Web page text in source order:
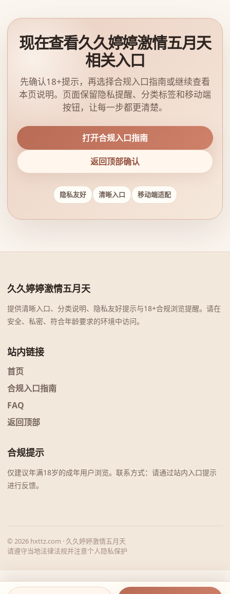
现在查看久久婷婷激情五月天
相关入口
先确认18+提示，再选择合规入口指南或继续查看
本页说明。页面保留隐私提醒、分类标签和移动端
按钮，让每一步都更清楚。
打开合规入口指南
返回顶部确认
隐私友好 清晰入口 移动端适配
久久婷婷激情五月天
提供清晰入口、分类说明、隐私友好提示与18+合规浏览提醒。请在
安全、私密、符合年龄要求的环境中访问。
站内链接
首页
合规入口指南
FAQ
返回顶部
合规提示
仅建议年满18岁的成年用户浏览。联系方式：请通过站内入口提示
进行反馈。
© 2026 hxttz.com · 久久婷婷激情五月天
请遵守当地法律法规并注意个人隐私保护